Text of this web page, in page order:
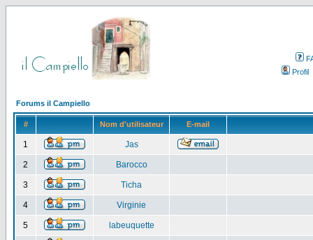
Profil
Forums il Campiello
# Nom d'utilisateur E-mail
1 Jas
2 Barocco
3 Ticha
4 Virginie
5 labeuquette